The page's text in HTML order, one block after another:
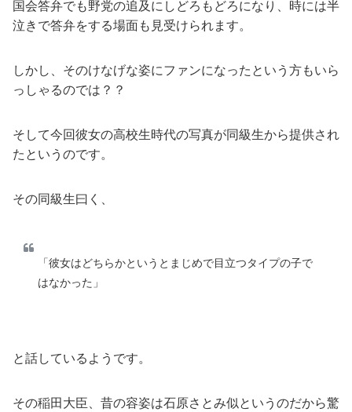
国会答弁でも野党の追及にしどろもどろになり、時には半
泣きで答弁をする場面も見受けられます。
しかし、そのけなげな姿にファンになったという方もいら
っしゃるのでは？？
そして今回彼女の高校生時代の写真が同級生から提供され
たというのです。
その同級生曰く、
「彼女はどちらかというとまじめで目立つタイプの子で
はなかった」
と話しているようです。
その稲田大臣、昔の容姿は石原さとみ似というのだから驚